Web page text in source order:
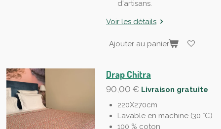
d'artisans.
Voir les détails
Ajouter au panier
Drap Chitra
90,00 € Livraison gratuite
220X270cm
Lavable en machine (30 °C)
100 % coton